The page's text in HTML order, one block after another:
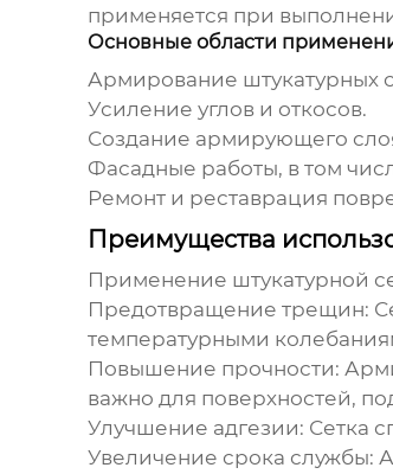
применяется при
Основные области
Армирование штукатурных
Усиление углов и откосов.
Создание армирующего
Фасадные работы, в том
Ремонт и реставрация
Преимущества
Применение штукатурной
Предотвращение трещин:
температурными
Повышение прочности:
важно для поверхностей,
Улучшение адгезии: Сетка
Увеличение срока службы: